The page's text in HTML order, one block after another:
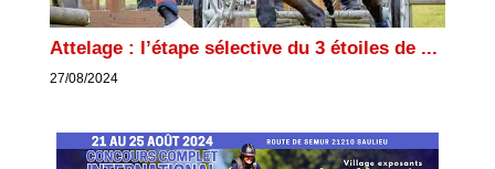
Attelage : l’étape sélective du 3 étoiles de ...
27/08/2024